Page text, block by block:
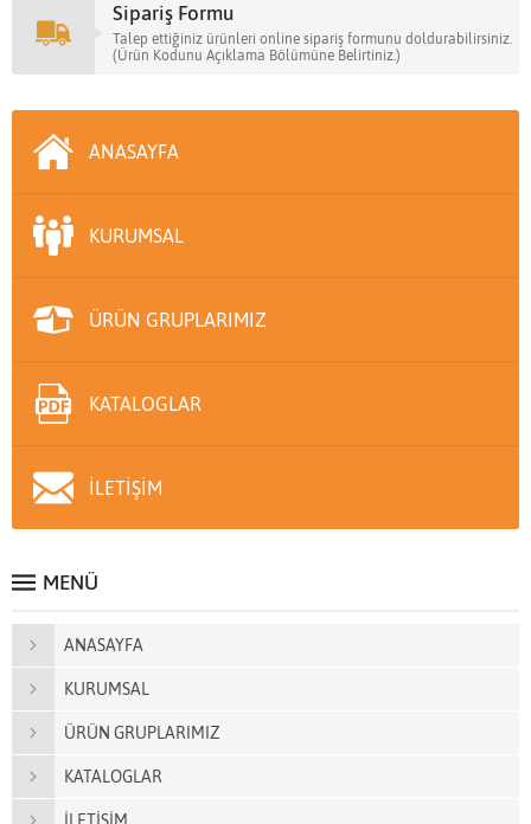
Sipariş Formu
Talep ettiğiniz ürünleri online sipariş formunu doldurabilirsiniz.
(Ürün Kodunu Açıklama Bölümüne Belirtiniz.)
ANASAYFA
KURUMSAL
ÜRÜN GRUPLARIMIZ
KATALOGLAR
İLETİŞİM
MENÜ
ANASAYFA
KURUMSAL
ÜRÜN GRUPLARIMIZ
KATALOGLAR